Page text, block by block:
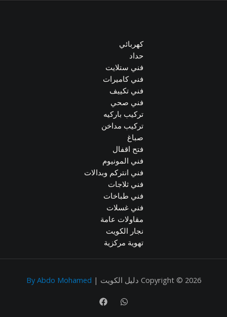
كهربائي
حداد
فني ستلايت
فني كاميرات
فني تكييف
فني صحي
تركيب باركيه
تركيب مداخن
صباغ
فتح اقفال
فني المونيوم
فني انتركم وبدالات
فني ثلاجات
فني طباخات
فني غسلات
مقاولات عامة
نجار الكويت
تهوية مركزية
Copyright © 2026 دليل الكويت | By Abdo Mohamed